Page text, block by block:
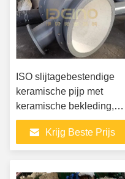
ISO slijtagebestendige
keramische pijp met
keramische bekleding,
composiet Y-type tee
Krijg Beste Prijs